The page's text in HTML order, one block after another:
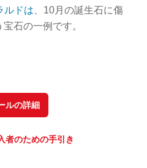
ルドは 、10月の誕生石に傷
石の一例です。
ルの詳細
者のための手引き